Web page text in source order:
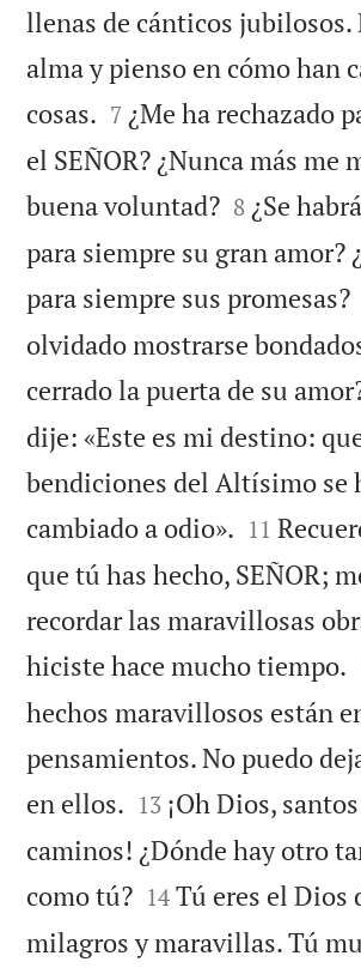
llenas de cánticos jubilosos.
alma y pienso en cómo han
cosas. 

7 ¿Me ha rechazado
el SEÑOR? ¿Nunca más me
buena voluntad?
8 ¿Se
para siempre su gran amor?
para siempre sus promesas?
olvidado mostrarse
cerrado la puerta de su
dije: «Este es mi destino:
bendiciones del Altísimo se
cambiado a odio». 

11
que tú has hecho, SEÑOR;
recordar las maravillosas
hiciste hace mucho tiempo.
hechos maravillosos están
pensamientos. No puedo
en ellos. 

13 ¡Oh Dios,
caminos! ¿Dónde hay otro
como tú?
14 Tú eres el Dios
milagros y maravillas. Tú